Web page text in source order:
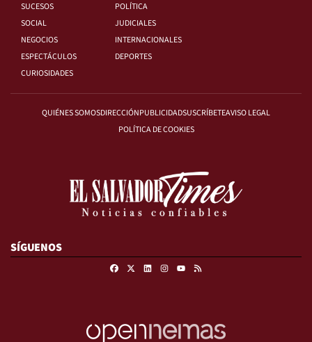
SUCESOS
POLÍTICA
SOCIAL
JUDICIALES
NEGOCIOS
INTERNACIONALES
ESPECTÁCULOS
DEPORTES
CURIOSIDADES
QUIÉNES SOMOSDIRECCIÓNPUBLICIDADSUSCRÍBETEAVISO LEGAL
POLÍTICA DE COOKIES
SÍGUENOS
FacebookLinkedinInstagram